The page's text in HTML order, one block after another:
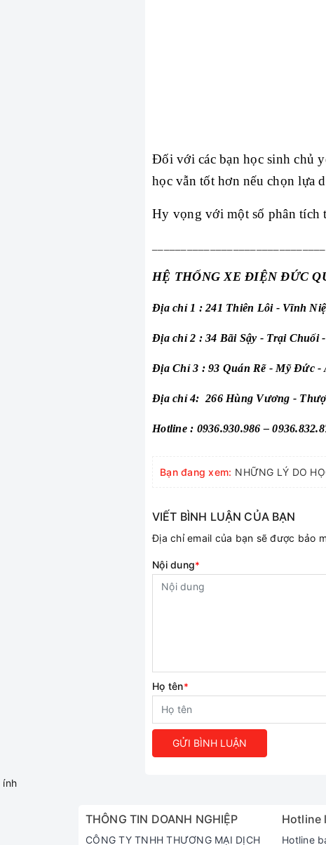
Đối với các bạn học sinh chủ
học vẫn tốt hơn nếu chọn lựa
Hy vọng với một số phân tích
HỆ THỐNG XE ĐIỆN ĐỨC
Địa chỉ 1 : 241 Thiên Lôi - Vĩnh
Địa chỉ 2 : 34 Bãi Sậy - Trại Chuối
Địa Chỉ 3 : 93 Quán Rẽ - Mỹ Đức -
Địa chỉ 4:  266 Hùng Vương -
Hotline : 0936.930.986 –
Bạn đang xem:
VIẾT BÌNH LUẬN CỦA BẠN
Địa chỉ email của bạn sẽ được bảo
Nội dung*
Họ tên*
GỬI BÌNH LUẬN
ính
THÔNG TIN DOANH NGHIỆP
CÔNG TY TNHH THƯƠNG MẠI DỊCH
Hotline
Hotline